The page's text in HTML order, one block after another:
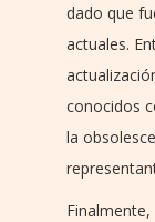
dado que
actuales.
conocidos
la